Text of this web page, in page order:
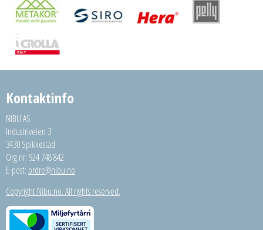
Kontaktinfo
NIBU AS
Industriveien 3
3430 Spikkestad
Org.nr: 924 748 842
E-post: ordre@nibu.no
Copyright Nibu.no. All rights reserved.